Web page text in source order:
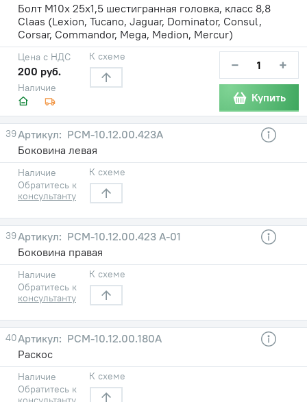
Болт М10х 25х1,5 шестигранная головка, класс 8,8
Claas (Lexion, Tucano, Jaguar, Dominator, Consul,
Corsar, Commandor, Mega, Medion, Mercur)
Наличие
Цена с НДС
200 руб.
К схеме − +
Купить
39
РСМ-10.12.00.423А
Боковина левая
Наличие
Обратитесь к
консультанту
К схеме
39
РСМ-10.12.00.423 А-01
Боковина правая
Наличие
Обратитесь к
консультанту
К схеме
40
РСМ-10.12.00.180А
Раскос
Наличие
Обратитесь к
К схеме